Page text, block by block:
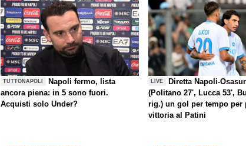
TUTTONAPOLI
Napoli fermo, lista
ancora piena: in 5 sono fuori.
Acquisti solo Under?
LIVE
Diretta Napoli-
(Politano 27', Lucca 53',
rig.) un gol per tempo per
vittoria al Patini